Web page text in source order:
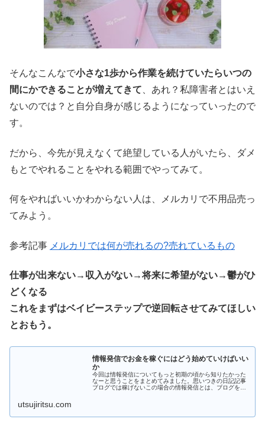
そんなこんなで小さな1歩から作業を続けていたらいつの
間にかできることが増えてきて、あれ？私障害者とはいえ
ないのでは？と自分自身が感じるようになっていったので
す。
だから、今先が見えなくて絶望している人がいたら、ダメ
もとでやれることをやれる範囲でやってみて。
何をやればいいかわからない人は、メルカリで不用品売っ
てみよう。
参考記事 メルカリでは何が売れるの?売れているもの
仕事が出来ない→収入がない→将来に希望がない→鬱がひ
どくなる
これをまずはベイビーステップで逆回転させてみてほしい
とおもう。
情報発信でお金を稼ぐにはどう始めていけばいい
か
今回は情報発信についてもっと初期の頃から知りたかった
なーと思うことをまとめてみました。思いつきの日記記事
ブログでは稼げないこの場合の情報発信とは、ブログを想
utsujiritsu.com